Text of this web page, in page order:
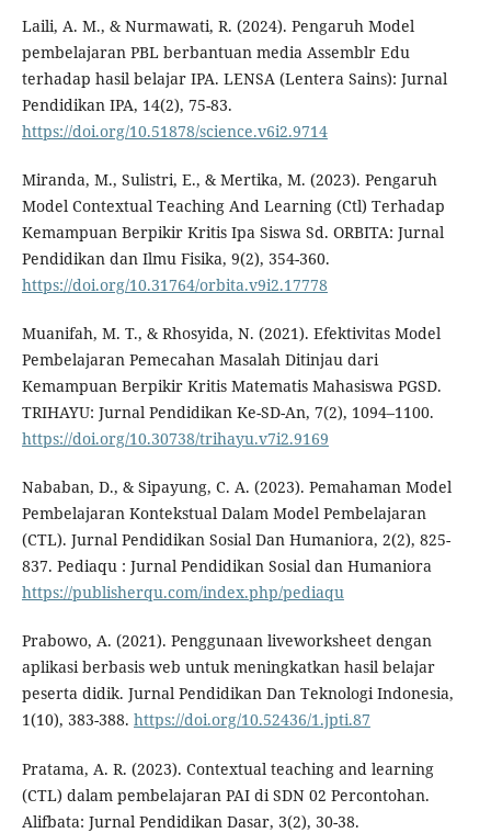
Laili, A. M., & Nurmawati, R. (2024). Pengaruh Model
pembelajaran PBL berbantuan media Assemblr Edu
terhadap hasil belajar IPA. LENSA (Lentera Sains): Jurnal
Pendidikan IPA, 14(2), 75-83.
https://doi.org/10.51878/science.v6i2.9714
Miranda, M., Sulistri, E., & Mertika, M. (2023). Pengaruh
Model Contextual Teaching And Learning (Ctl) Terhadap
Kemampuan Berpikir Kritis Ipa Siswa Sd. ORBITA: Jurnal
Pendidikan dan Ilmu Fisika, 9(2), 354-360.
https://doi.org/10.31764/orbita.v9i2.17778
Muanifah, M. T., & Rhosyida, N. (2021). Efektivitas Model
Pembelajaran Pemecahan Masalah Ditinjau dari
Kemampuan Berpikir Kritis Matematis Mahasiswa PGSD.
TRIHAYU: Jurnal Pendidikan Ke-SD-An, 7(2), 1094–1100.
https://doi.org/10.30738/trihayu.v7i2.9169
Nababan, D., & Sipayung, C. A. (2023). Pemahaman Model
Pembelajaran Kontekstual Dalam Model Pembelajaran
(CTL). Jurnal Pendidikan Sosial Dan Humaniora, 2(2), 825-
837. Pediaqu : Jurnal Pendidikan Sosial dan Humaniora
https://publisherqu.com/index.php/pediaqu
Prabowo, A. (2021). Penggunaan liveworksheet dengan
aplikasi berbasis web untuk meningkatkan hasil belajar
peserta didik. Jurnal Pendidikan Dan Teknologi Indonesia,
1(10), 383-388. https://doi.org/10.52436/1.jpti.87
Pratama, A. R. (2023). Contextual teaching and learning
(CTL) dalam pembelajaran PAI di SDN 02 Percontohan.
Alifbata: Jurnal Pendidikan Dasar, 3(2), 30-38.